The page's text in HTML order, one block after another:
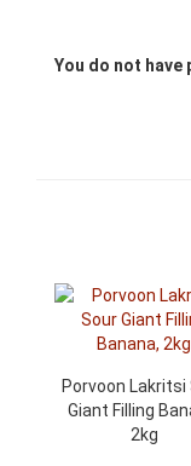
You do not
Porvoon Lakritsi
Giant Filling
2kg